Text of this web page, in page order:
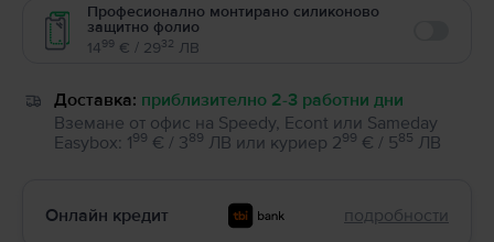
Професионално монтирано силиконово
защитно фолио
1499 € / 2932 ЛВ
Доставка: приблизително 2-3 работни дни
Вземане от офис на Speedy, Econt или Sameday
Easybox: 199 € / 389 ЛВ или куриер 299 € / 585 ЛВ
Онлайн кредит подробности